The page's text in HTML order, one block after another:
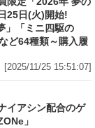
25日(火)開始!
」「ミニ四駆の
ど64種類～購入履
[2025/11/25 15:51:07]
イアシン配合のゲ
」